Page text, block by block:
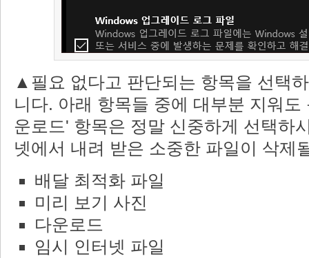
▲필요 없다고 판단되는 항목을 선택
니다. 아래 항목들 중에 대부분 지워도
운로드' 항목은 정말 신중하게 선택하
넷에서 내려 받은 소중한 파일이 삭제
배달 최적화 파일
미리 보기 사진
다운로드
임시 인터넷 파일